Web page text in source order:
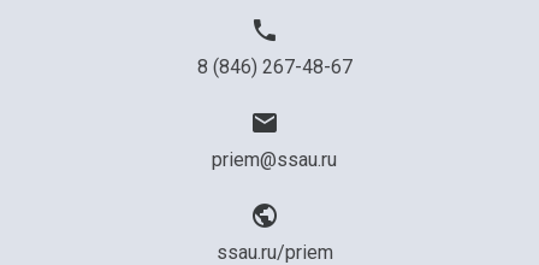
8 (846) 267-48-67
priem@ssau.ru
ssau.ru/priem